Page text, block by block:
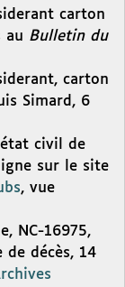
carton
au Bulletin du
carton
Simard, 6
civil de
sur le site
, vue
NC-16975,
de décès, 14